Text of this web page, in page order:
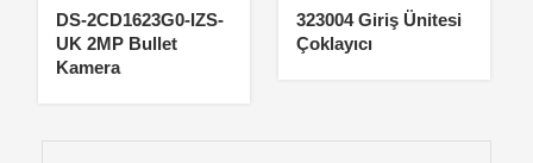
DS-2CD1623G0-IZS-
UK 2MP Bullet
Kamera
323004 Giriş Ünitesi
Çoklayıcı